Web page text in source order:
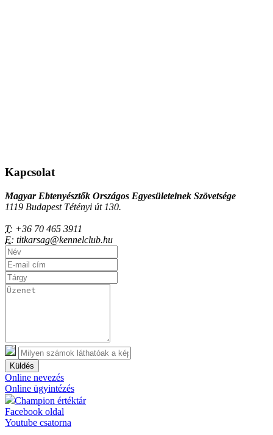
Kapcsolat
Magyar Ebtenyésztők Országos Egyesületeinek Szövetsége
1119 Budapest Tétényi út 130.
T: +36 70 465 3911
E: titkarsag@kennelclub.hu
Küldés
Online nevezés
Online ügyintézés
Champion értéktár
Facebook oldal
Youtube csatorna